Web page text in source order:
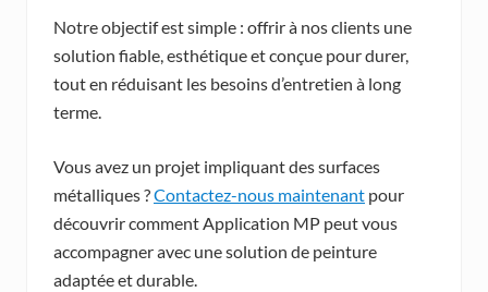
Notre objectif est simple : offrir à nos clients une
solution fiable, esthétique et conçue pour durer,
tout en réduisant les besoins d’entretien à long
terme.
Vous avez un projet impliquant des surfaces
métalliques ?Contactez-nous maintenant pour
découvrir comment Application MP peut vous
accompagner avec une solution de peinture
adaptée et durable.